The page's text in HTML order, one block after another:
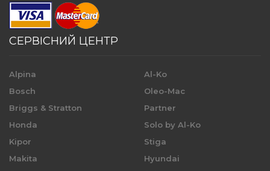
СЕРВІСНИЙ ЦЕНТР
Alpina
Bosch
Briggs & Stratton
Honda
Kipor
Makita
Al-Ko
Oleo-Mac
Partner
Solo by Al-Ko
Stiga
Hyundai